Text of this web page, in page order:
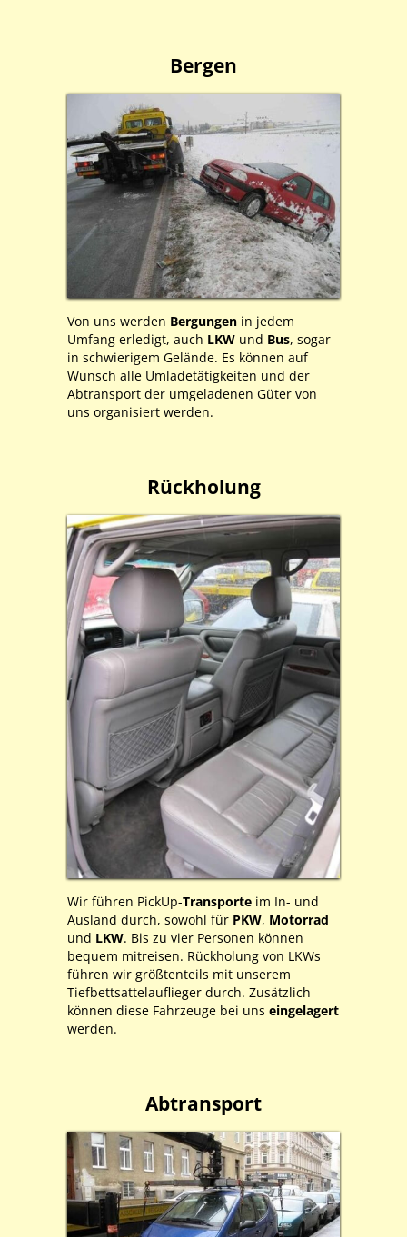
Bergen
Von uns werden Bergungen in jedem
Umfang erledigt, auch LKW und Bus, sogar
in schwierigem Gelände. Es können auf
Wunsch alle Umladetätigkeiten und der
Abtransport der umgeladenen Güter von
uns organisiert werden.
Rückholung
Wir führen PickUp-Transporte im In- und
Ausland durch, sowohl für PKW, Motorrad
und LKW. Bis zu vier Personen können
bequem mitreisen. Rückholung von LKWs
führen wir größtenteils mit unserem
Tiefbettsattelauflieger durch. Zusätzlich
können diese Fahrzeuge bei uns eingelagert
werden.
Abtransport